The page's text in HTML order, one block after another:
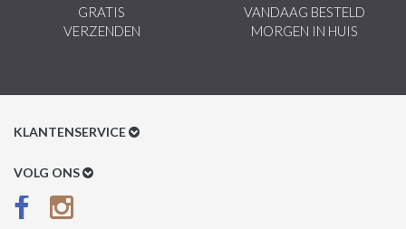
GRATIS
VERZENDEN
VANDAAG BESTELD
MORGEN IN HUIS
KLANTENSERVICE
Klantenservice
Betaalmethoden
VOLG ONS